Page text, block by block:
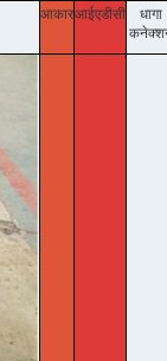
आकारआईएडीसी
धागा